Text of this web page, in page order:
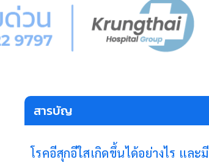
สารบัญ
โรคอีสุกอีใสเกิดขึ้นได้อย่างไร และมี